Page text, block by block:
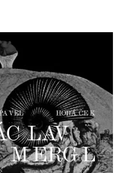
RECEPTY PRO
KLIMA
Kč